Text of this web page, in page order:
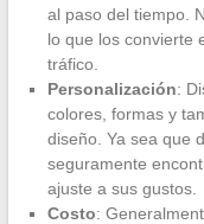
al paso del tiempo.
lo que los convierte
tráfico.
Personalización:
colores, formas y
diseño. Ya sea que
seguramente
ajuste a sus gustos.
Costo: